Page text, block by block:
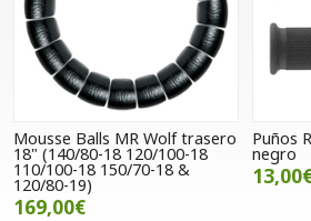
Mousse Balls MR Wolf trasero
18" (140/80-18 120/100-18
110/100-18 150/70-18 &
120/80-19)
169,00€
Puños
negro